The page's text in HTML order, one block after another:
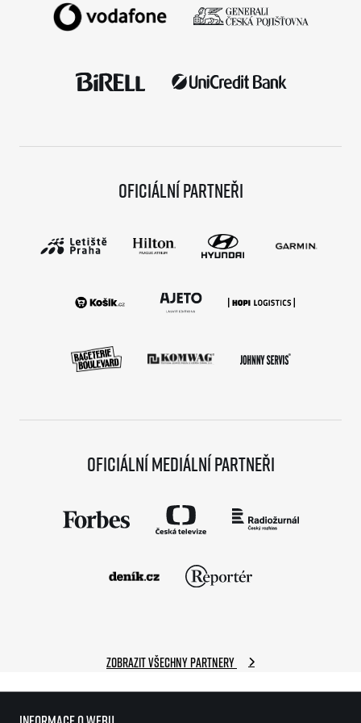
Oficiální partneři
Oficiální mediální partneři
Zobrazit všechny partnery